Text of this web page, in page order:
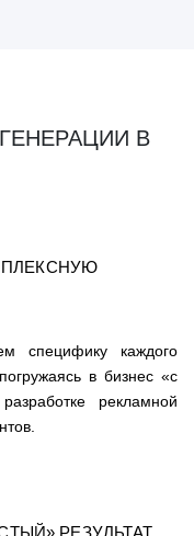
В
специфику каждого
в бизнес «с
рекламной